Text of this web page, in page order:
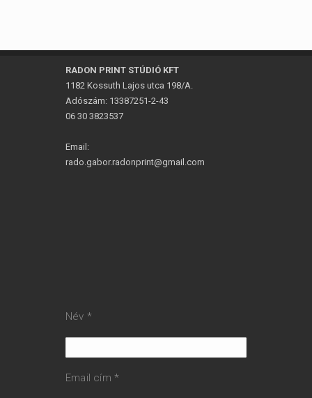
RADON PRINT STÚDIÓ KFT
1182 Kossuth Lajos utca 198/A.
Adószám: 13387251-2-43
06 30 3823537
Email:
rado.gabor.radonprint@gmail.com
Név *
Email cím *